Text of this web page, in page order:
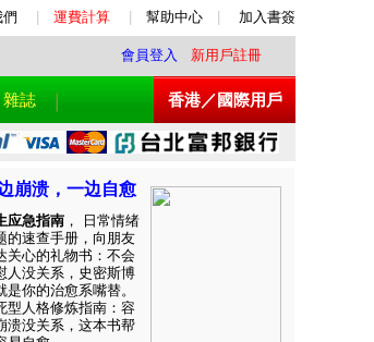
運費計算 幫助中心 加入書簽
會員登入 新用戶註冊
雜誌 香港／國際用戶
崩溃，一边自愈
应急指南 ， 日常情绪
的速查手册，向朋友
关心的礼物书：不会
人没关系，史密斯博
是你的治愈系嘴替。
型人格修炼指南：容
溃没关系，这本书帮